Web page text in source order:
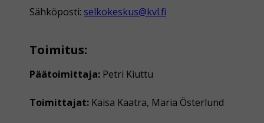
Sähköposti: selkokeskus@kvl.fi
Toimitus:
Päätoimittaja: Petri Kiuttu
Toimittajat: Kaisa Kaatra, Maria Österlund